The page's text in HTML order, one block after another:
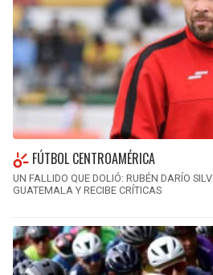
FÚTBOL CENTROAMÉRICA
UN FALLIDO QUE DOLIÓ: RUBÉN DARÍO
GUATEMALA Y RECIBE CRÍTICAS